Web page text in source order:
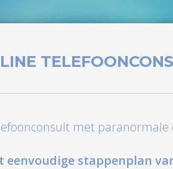
met paranormale
eenvoudige stappenplan